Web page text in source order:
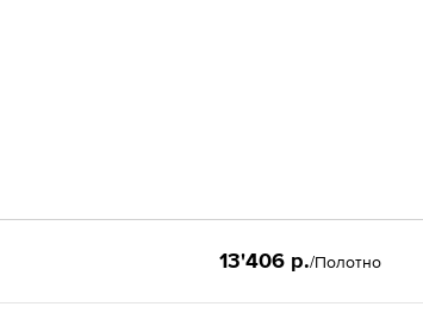
13'406 р./Полотно